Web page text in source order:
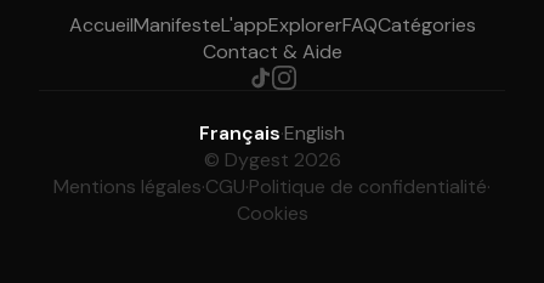
AccueilManifesteL'appExplorerFAQCatégories
Contact & Aide
Français·English
© Dygest 2026
Mentions légales·CGU·Politique de confidentialité·
Cookies